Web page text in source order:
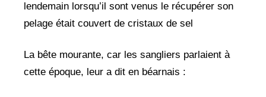
lendemain lorsqu’il sont venus le récupérer son
pelage était couvert de cristaux de sel
La bête mourante, car les sangliers parlaient à
cette époque, leur a dit en béarnais :